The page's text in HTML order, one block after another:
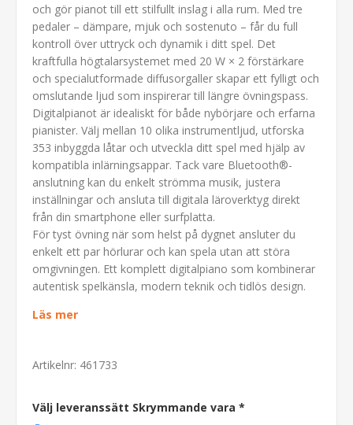
och gör pianot till ett stilfullt inslag i alla rum. Med tre
pedaler – dämpare, mjuk och sostenuto – får du full
kontroll över uttryck och dynamik i ditt spel. Det
kraftfulla högtalarsystemet med 20 W × 2 förstärkare
och specialutformade diffusorgaller skapar ett fylligt och
omslutande ljud som inspirerar till längre övningspass.
Digitalpianot är idealiskt för både nybörjare och erfarna
pianister. Välj mellan 10 olika instrumentljud, utforska
353 inbyggda låtar och utveckla ditt spel med hjälp av
kompatibla inlärningsappar. Tack vare Bluetooth®-
anslutning kan du enkelt strömma musik, justera
inställningar och ansluta till digitala läroverktyg direkt
från din smartphone eller surfplatta.
För tyst övning när som helst på dygnet ansluter du
enkelt ett par hörlurar och kan spela utan att störa
omgivningen. Ett komplett digitalpiano som kombinerar
autentisk spelkänsla, modern teknik och tidlös design.
Läs mer
Artikelnr: 461733
Välj leveranssätt Skrymmande vara *